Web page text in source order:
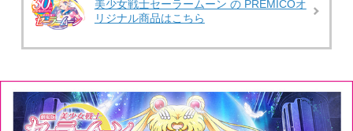
美少女戦士セーラームーン の PREMICOオ
リジナル商品はこちら